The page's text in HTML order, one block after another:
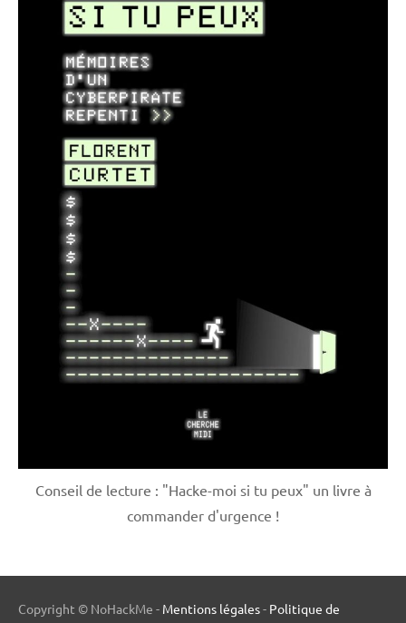
Conseil de lecture : "Hacke-moi si tu peux" un livre à
commander d'urgence !
Copyright © NoHackMe - Mentions légales- Politique de